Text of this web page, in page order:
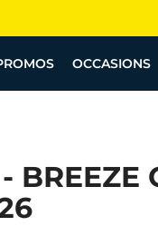
!
OCCASIONS
BREEZE